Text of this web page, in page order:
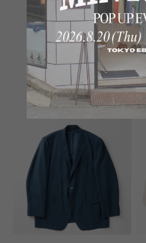
【極美品】Special vintage
wool slacks pants W40
brown made in USA
excellent condition ／ ヴィ
ンテージ ウール スラックス
パンツ W40 ブラウン テー
ラード仕立て ミントコンデ
ィション アメリカ製
¥8,800